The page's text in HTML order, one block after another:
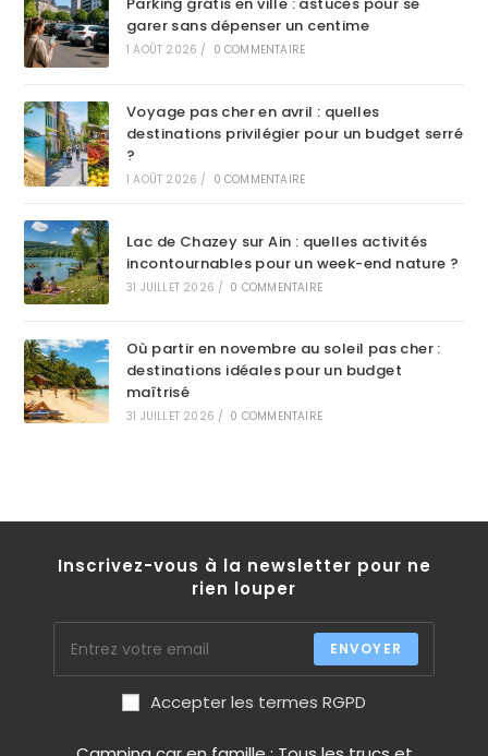
garer sans dépenser un centime
1 AOÛT 2026 / 0 COMMENTAIRE
Voyage pas cher en avril : quelles
destinations privilégier pour un budget serré
?
1 AOÛT 2026 / 0 COMMENTAIRE
Lac de Chazey sur Ain : quelles activités
incontournables pour un week-end nature ?
31 JUILLET 2026 / 0 COMMENTAIRE
Où partir en novembre au soleil pas cher :
destinations idéales pour un budget
maîtrisé
31 JUILLET 2026 / 0 COMMENTAIRE
Inscrivez-vous à la newsletter pour ne
rien louper
ENVOYER
Accepter les termes RGPD